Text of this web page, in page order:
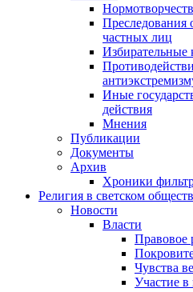
частных лиц
Избирательные
Иные
действия
Мнения
Публикации
Документы
Архив
Хроники
Религия в светском
Новости
Власти
Правовое
Чувства
Участие в